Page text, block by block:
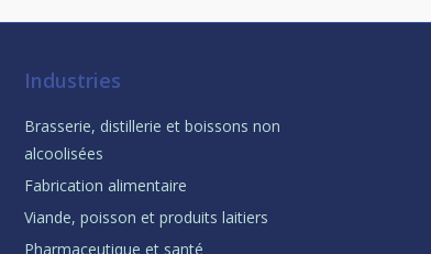
Industries
Brasserie, distillerie et boissons non
alcoolisées
Fabrication alimentaire
Viande, poisson et produits laitiers
Pharmaceutique et santé